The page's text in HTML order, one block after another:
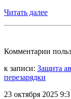
Читать далее
Комментарии
к записи: Защита
перезарядки
23 октября 2025